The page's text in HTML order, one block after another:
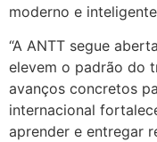
moderno e
“A ANTT segue
elevem o padrão do
avanços concretos
internacional
aprender e entregar